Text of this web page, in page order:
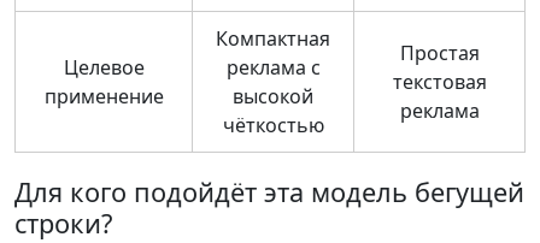
Целевое
применение
Компактная
реклама с
высокой
чёткостью
Простая
текстовая
реклама
Для кого подойдёт эта модель бегущей
строки?